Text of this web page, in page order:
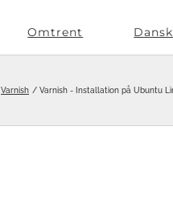
Omtrent Dansk
Varnish Varnish - Installation på Ubuntu